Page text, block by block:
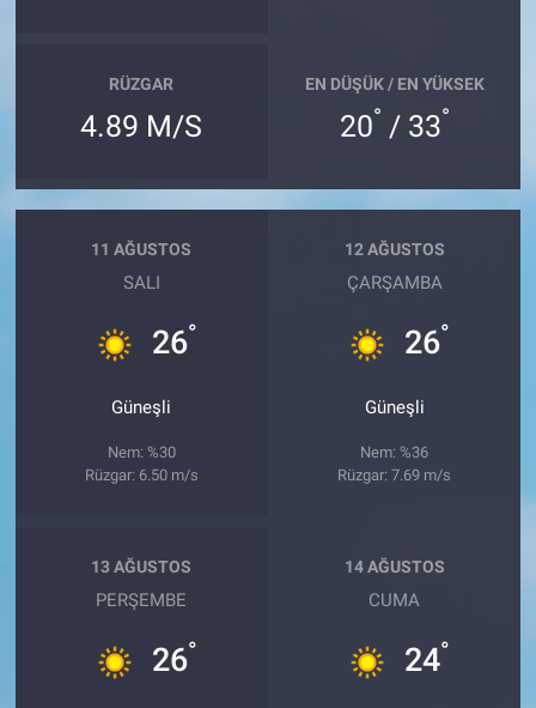
RÜZGAR
4.89 M/S
EN DÜŞÜK / EN YÜKSEK
20° / 33°
11 AĞUSTOS
SALI
26°
Güneşli
Nem: %30
Rüzgar: 6.50 m/s
12 AĞUSTOS
ÇARŞAMBA
26°
Güneşli
Nem: %36
Rüzgar: 7.69 m/s
13 AĞUSTOS
PERŞEMBE
26°
14 AĞUSTOS
CUMA
24°